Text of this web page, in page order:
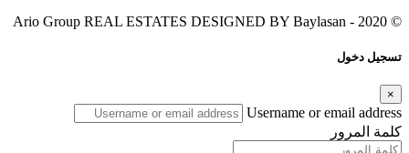
© 2020 - Ario Group REAL ESTATES DESIGNED BY
Baylasan
تسجيل دخول
×
Username or email address
كلمة المرور